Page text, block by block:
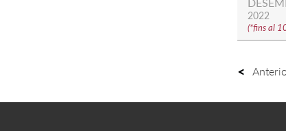
2022
(*fins al